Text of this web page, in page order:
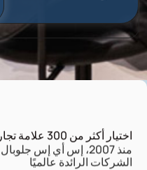
اختيار أكثر من 300 علامة تجارية عالمية
منذ 2007، إس أي إس
الشركات الرائدة عالميًا